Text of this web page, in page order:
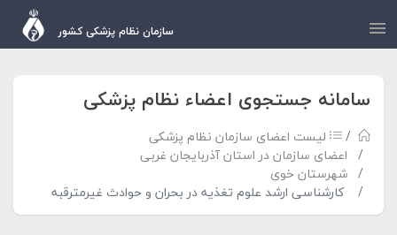
سازمان نظام پزشکی کشور
سامانه جستجوی اعضاء نظام پزشکی
لیست اعضای سازمان نظام پزشکی
اعضای سازمان در استان آذربایجان غربی
شهرستان خوی
کارشناسی ارشد علوم تغذیه در بحران و حوادث غیرمترقبه